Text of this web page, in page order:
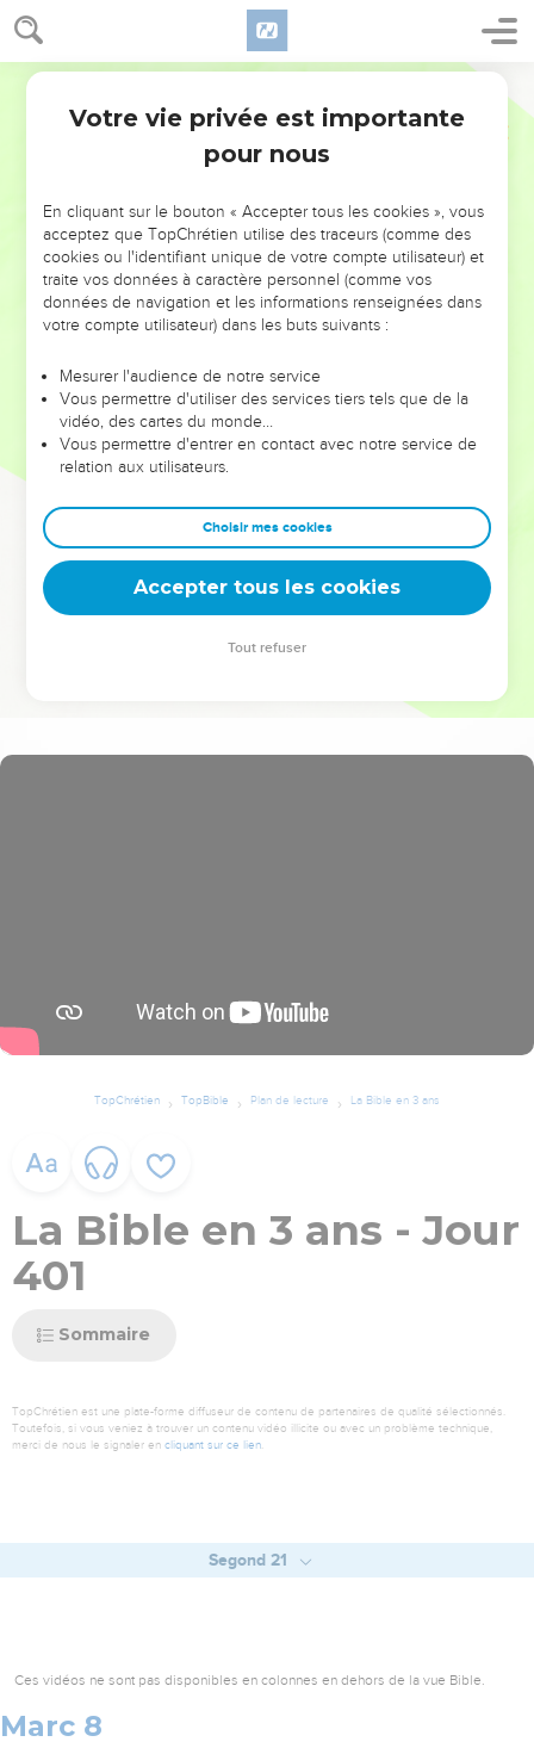
NE MANQUEZ PAS L’ÉVÉNEMENT
DE L’ANNÉE !
ET SI LEURS ERREURS POUVAIENT VOUS ÉVITER LES
VOTRES ?
leur foi ou leur vision. Mais on voit moins les doutes, les erreurs
et les saisons difficiles qu'ils ont traversés, alors même que ce
sont elles qui les ont façonnés.
Dans cette conférence, leaders, entrepreneurs, et responsables
clés pour avancer avec plus de sagesse afin que leurs erreurs
deviennent vos tremplins. Que vous guidiez un ministère, une
équipe, un groupe ou une famille, leur expérience est faite
TopChrétien TopBible Plan de lecture La Bible en 3 ans
La Bible en 3 ans - Jour
401
Sommaire
TopChrétien est une plate-forme diffuseur de contenu de partenaires de qualité sélectionnés.
Toutefois, si vous veniez à trouver un contenu vidéo illicite ou avec un problème technique,
merci de nous le signaler en cliquant sur ce lien
Segond 21
Ces vidéos ne sont pas disponibles en colonnes en dehors de la vue Bible.
Marc 8
Votre vie privée est importante
pour nous
En cliquant sur le bouton « Accepter tous les cookies », vous
acceptez que TopChrétien utilise des traceurs (comme des
cookies ou l'identifiant unique de votre compte utilisateur) et
traite vos données à caractère personnel (comme vos
données de navigation et les informations renseignées dans
votre compte utilisateur) dans les buts suivants :
Mesurer l'audience de notre service
Vous permettre d'utiliser des services tiers tels que de la
vidéo, des cartes du monde…
Vous permettre d'entrer en contact avec notre service de
relation aux utilisateurs.
Choisir mes cookies
Accepter tous les cookies
Tout refuser